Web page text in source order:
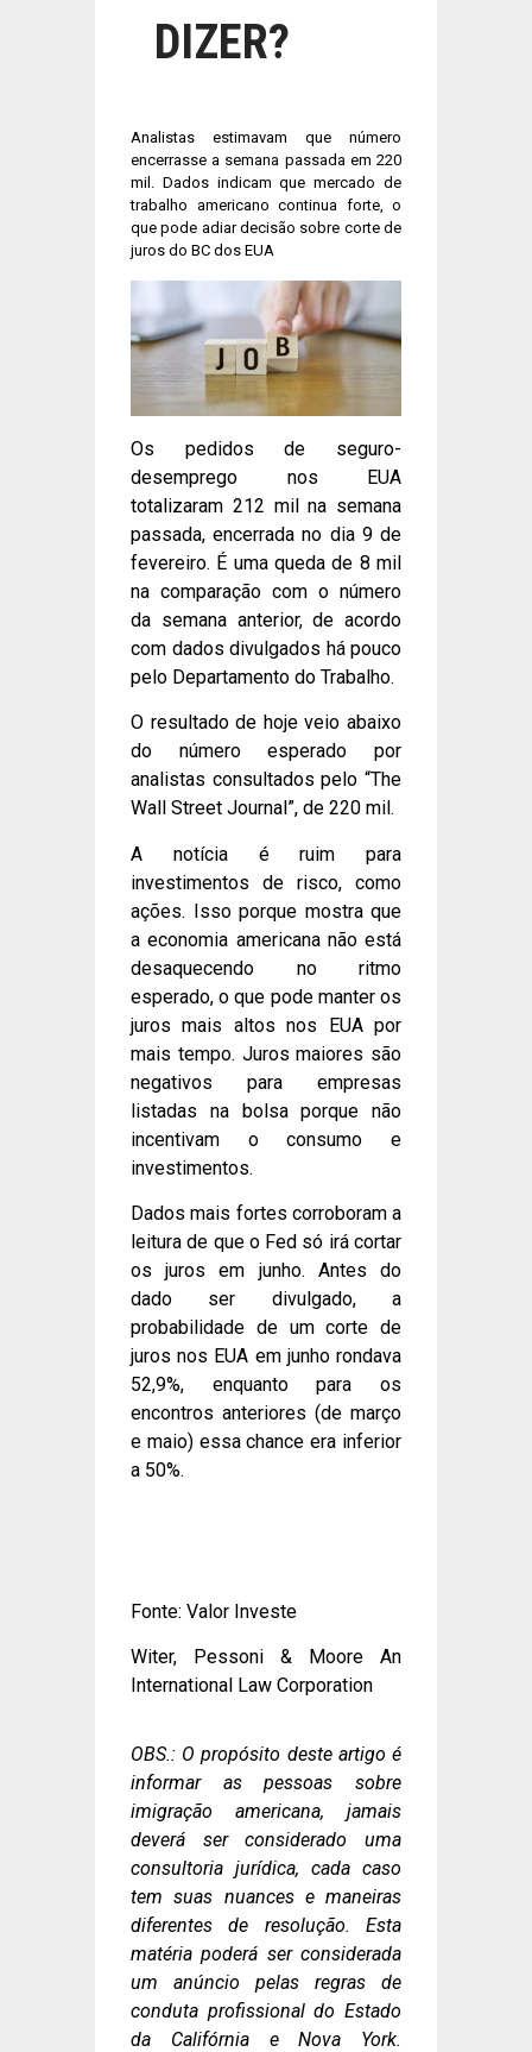
DIZER?
Analistas estimavam que número
encerrasse a semana passada em 220
mil. Dados indicam que mercado de
trabalho americano continua forte, o
que pode adiar decisão sobre corte de
juros do BC dos EUA
Os pedidos de seguro-
desemprego nos EUA
totalizaram 212 mil na semana
passada, encerrada no dia 9 de
fevereiro. É uma queda de 8 mil
na comparação com o número
da semana anterior, de acordo
com dados divulgados há pouco
pelo Departamento do Trabalho.
O resultado de hoje veio abaixo
do número esperado por
analistas consultados pelo “The
Wall Street Journal”, de 220 mil.
A notícia é ruim para
investimentos de risco, como
ações. Isso porque mostra que
a economia americana não está
desaquecendo no ritmo
esperado, o que pode manter os
juros mais altos nos EUA por
mais tempo. Juros maiores são
negativos para empresas
listadas na bolsa porque não
incentivam o consumo e
investimentos.
Dados mais fortes corroboram a
leitura de que o Fed só irá cortar
os juros em junho. Antes do
dado ser divulgado, a
probabilidade de um corte de
juros nos EUA em junho rondava
52,9%, enquanto para os
encontros anteriores (de março
e maio) essa chance era inferior
a 50%.
Fonte: Valor Investe
Witer, Pessoni & Moore An
International Law Corporation
OBS.: O propósito deste artigo é
informar as pessoas sobre
imigração americana, jamais
deverá ser considerado uma
consultoria jurídica, cada caso
tem suas nuances e maneiras
diferentes de resolução. Esta
matéria poderá ser considerada
um anúncio pelas regras de
conduta profissional do Estado
da Califórnia e Nova York.